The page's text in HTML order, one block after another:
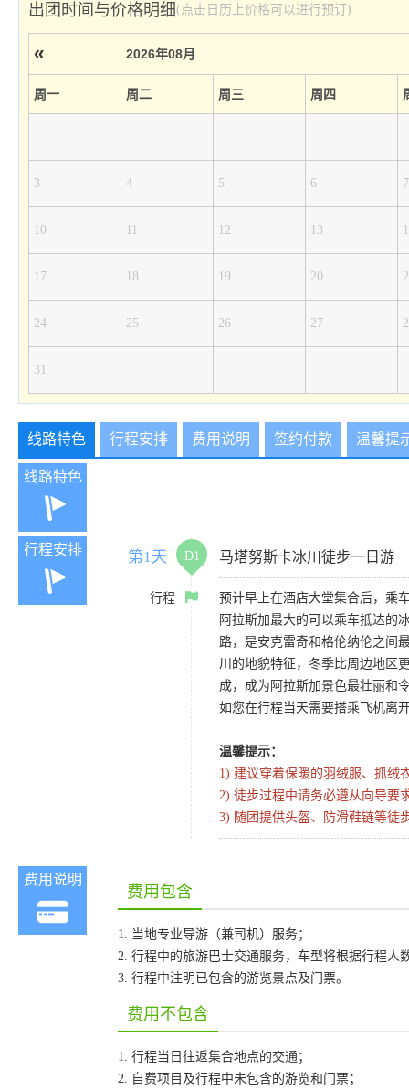
出团时间与价格明细(点击日历上价格可以进行预订)
« 2026年08月
周一 周二 周三 周四
3 4 5 6 7
10 11 12 13
17 18 19 20
24 25 26 27
31
线路特色 行程安排 费用说明 签约付款 温馨提
线路特色
行程安排 第1天 D1 马塔努斯卡冰川徒步一日游
行程
预计早上在酒店大堂集合后，乘
阿拉斯加最大的可以乘车抵达的
路，是安克雷奇和格伦纳伦之间
川的地貌特征，冬季比周边地区
成，成为阿拉斯加景色最壮丽和
如您在行程当天需要搭乘飞机离
温馨提示：
1) 建议穿着保暖的羽绒服、抓绒
2) 徒步过程中请务必遵从向导要
3) 随团提供头盔、防滑鞋链等徒
费用说明
费用包含
1. 当地专业导游（兼司机）服务；
2. 行程中的旅游巴士交通服务，车型将根据行程人
3. 行程中注明已包含的游览景点及门票。
费用不包含
1. 行程当日往返集合地点的交通；
2. 自费项目及行程中未包含的游览和门票；